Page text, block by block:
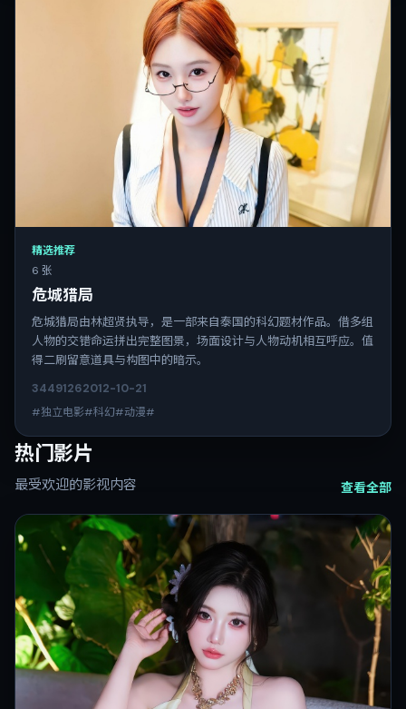
精选推荐
6 张
危城猎局
危城猎局由林超贤执导，是一部来自泰国的科幻题材作品。借多组
人物的交错命运拼出完整图景，场面设计与人物动机相互呼应。值
得二刷留意道具与构图中的暗示。
34491262012-10-21
#独立电影#科幻#动漫#
热门影片
最受欢迎的影视内容 查看全部